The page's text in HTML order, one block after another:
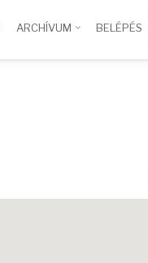
ARCHÍVUM BELÉPÉS